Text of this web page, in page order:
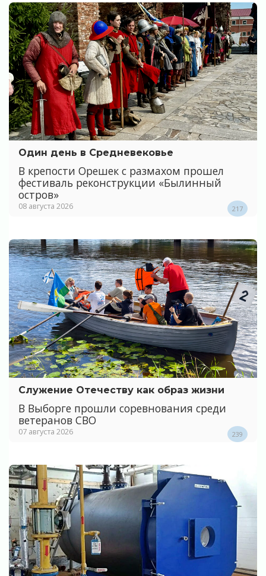
Один день в Средневековье
В крепости Орешек с размахом прошел
фестиваль реконструкции «Былинный
остров»
08 августа 2026 217
Служение Отечеству как образ жизни
В Выборге прошли соревнования среди
ветеранов СВО
07 августа 2026 239